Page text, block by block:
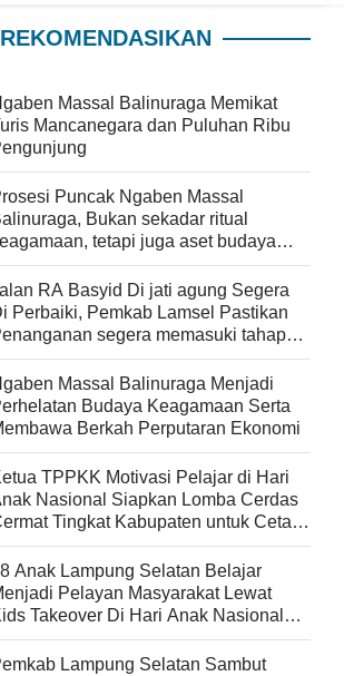
Massal Balinuraga Memikat
Mancanegara dan Puluhan Ribu
Puncak Ngaben Massal
Bukan sekadar ritual
tetapi juga aset budaya
memperkaya keberagaman
RA Basyid Di jati agung Segera
Perbaiki, Pemkab Lamsel Pastikan
segera memasuki tahap
Massal Balinuraga Menjadi
Budaya Keagamaan Serta
Berkah Perputaran Ekonomi
TPPKK Motivasi Pelajar di Hari
Nasional Siapkan Lomba Cerdas
Tingkat Kabupaten untuk Cetak
Berprestasi
Anak Lampung Selatan Belajar
Pelayan Masyarakat Lewat
Takeover Di Hari Anak Nasional
Lampung Selatan Sambut